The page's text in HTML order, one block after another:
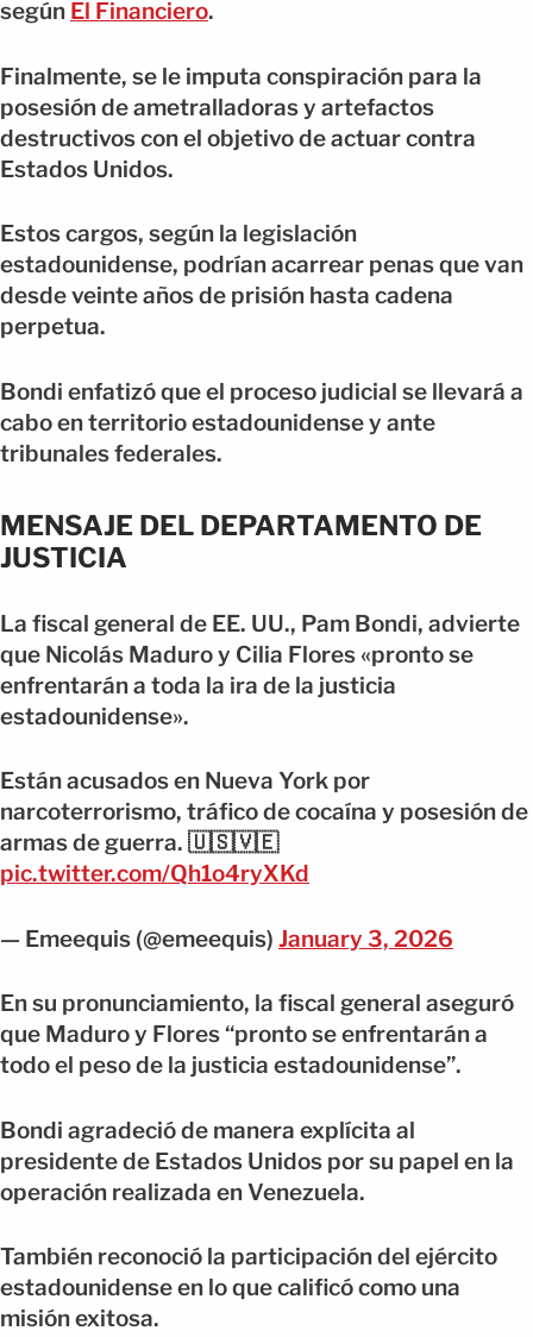
según El Financiero.
Finalmente, se le imputa conspiración para la
posesión de ametralladoras y artefactos
destructivos con el objetivo de actuar contra
Estados Unidos.
Estos cargos, según la legislación
estadounidense, podrían acarrear penas que van
desde veinte años de prisión hasta cadena
perpetua.
Bondi enfatizó que el proceso judicial se llevará a
cabo en territorio estadounidense y ante
tribunales federales.
MENSAJE DEL DEPARTAMENTO DE
JUSTICIA
La fiscal general de EE. UU., Pam Bondi, advierte
que Nicolás Maduro y Cilia Flores «pronto se
enfrentarán a toda la ira de la justicia
estadounidense».
Están acusados en Nueva York por
narcoterrorismo, tráfico de cocaína y posesión de
armas de guerra. 🇺🇸🇻🇪
pic.twitter.com/Qh1o4ryXKd
— Emeequis (@emeequis) January 3, 2026
En su pronunciamiento, la fiscal general aseguró
que Maduro y Flores “pronto se enfrentarán a
todo el peso de la justicia estadounidense”.
Bondi agradeció de manera explícita al
presidente de Estados Unidos por su papel en la
operación realizada en Venezuela.
También reconoció la participación del ejército
estadounidense en lo que calificó como una
misión exitosa.